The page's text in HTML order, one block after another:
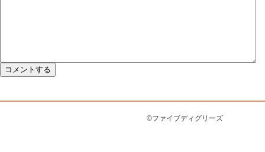
©ファイブディグリーズ